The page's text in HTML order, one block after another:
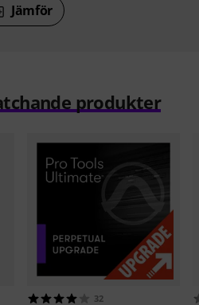
Jämför
produkter
32